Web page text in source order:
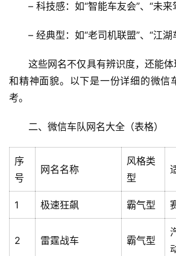
– 科技感：如“智能车友会”、“未来
– 经典型：如“老司机联盟”、“江湖
这些网名不仅具有辨识度，还能
和精神面貌。以下是一份详细的微信
考。
二、微信车队网名大全（表格）
序
号
网名名称
风格类
型
1 极速狂飙 霸气型
2 雷霆战车 霸气型